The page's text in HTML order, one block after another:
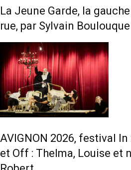
La Jeune Garde, la
rue, par Sylvain Boulouque
AVIGNON 2026, festival In
et Off : Thelma, Louise et